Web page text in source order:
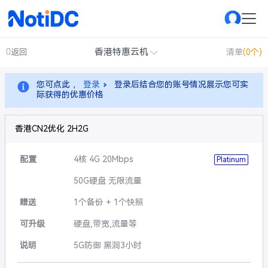
返回 香港特惠云机 清单(0个)
您可点此 ， 登录
登录后结合您的账号情况展示您可实
际获得的优惠价格
香港CN2优化 2H2G
配置 4核 4G 20Mbps Platinum
50G硬盘 无限流量
赠送 1个备份 + 1个快照
可升级 硬盘,带宽,流量等
说明 5G防御 黑洞3小时